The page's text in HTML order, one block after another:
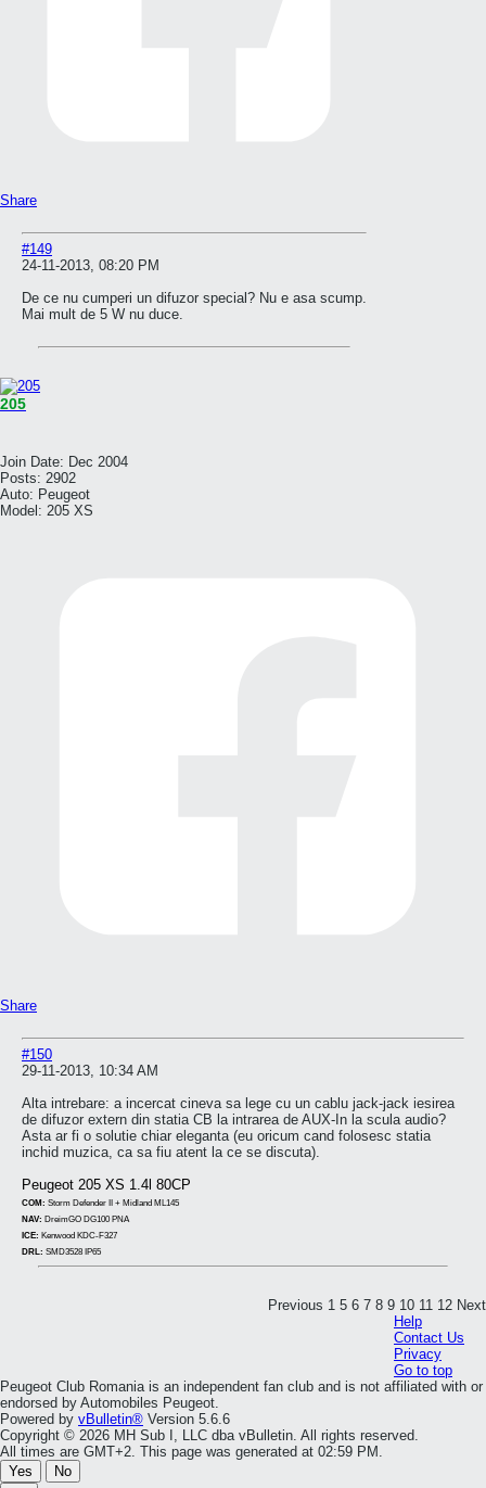
Share
#149
24-11-2013, 08:20 PM
De ce nu cumperi un difuzor special? Nu e asa scump.
Mai mult de 5 W nu duce.
205
Join Date: Dec 2004
Posts: 2902
Auto: Peugeot
Model: 205 XS
Share
#150
29-11-2013, 10:34 AM
Alta intrebare: a incercat cineva sa lege cu un cablu jack-jack iesirea
de difuzor extern din statia CB la intrarea de AUX-In la scula audio?
Asta ar fi o solutie chiar eleganta (eu oricum cand folosesc statia
inchid muzica, ca sa fiu atent la ce se discuta).
Peugeot 205 XS 1.4l 80CP
COM: Storm Defender II + Midland ML145
NAV: DreimGO DG100 PNA
ICE: Kenwood KDC-F327
DRL: SMD3528 IP65
Previous 1 5 6 7 8 9 10 11 12 Next
Help
Contact Us
Privacy
Go to top
Peugeot Club Romania is an independent fan club and is not affiliated with or
endorsed by Automobiles Peugeot.
Powered by vBulletin® Version 5.6.6
Copyright © 2026 MH Sub I, LLC dba vBulletin. All rights reserved.
All times are GMT+2. This page was generated at 02:59 PM.
Yes
No